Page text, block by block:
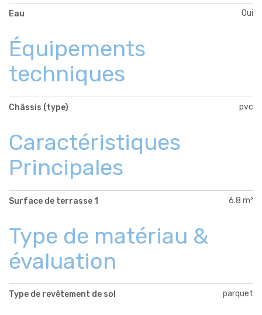
Eau Oui
Équipements
techniques
Châssis (type) pvc
Caractéristiques
Principales
Surface de terrasse 1 6.8 m²
Type de matériau &
évaluation
Type de revêtement de sol parquet